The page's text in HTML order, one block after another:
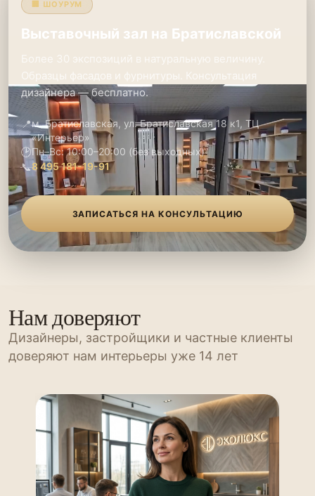
🏢 ШОУРУМ
Выставочный зал на Братиславской
Более 30 экспозиций в натуральную величину.
Образцы фасадов и фурнитуры. Консультация
дизайнера — бесплатно.
📍м. Братиславская, ул. Братиславская 18 к1, ТЦ
«Интерьер»
🕑Пн–Вс: 10:00–20:00 (без выходных)
📞8 495 181-19-91
ЗАПИСАТЬСЯ НА КОНСУЛЬТАЦИЮ
Нам доверяют
Дизайнеры, застройщики и частные клиенты
доверяют нам интерьеры уже 14 лет